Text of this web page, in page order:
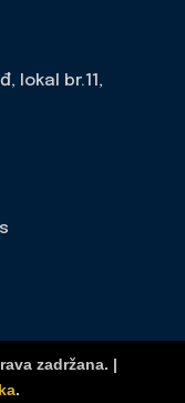
lokal br.11,
zadržana. |
.